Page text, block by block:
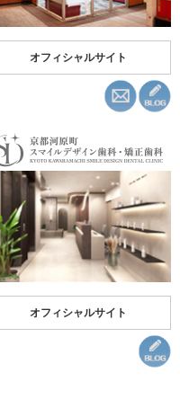
オフィシャルサイト
オフィシャルサイト